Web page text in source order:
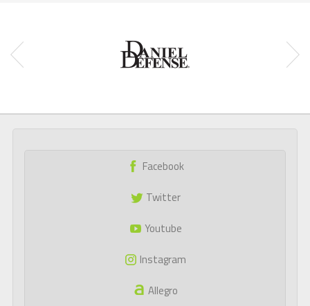
Facebook
Twitter
Youtube
Instagram
Allegro